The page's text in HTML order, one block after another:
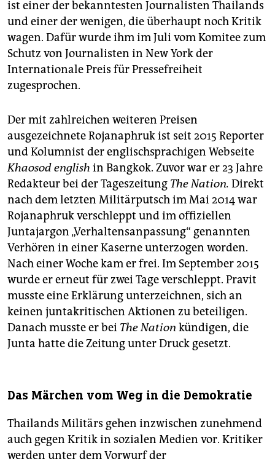
ist einer der bekanntesten Journalisten Thailands
und einer der wenigen, die überhaupt noch Kritik
wagen. Dafür wurde ihm im Juli vom Komitee zum
Schutz von Journalisten in New York der
Internationale Preis für Pressefreiheit
zugesprochen.
Der mit zahlreichen weiteren Preisen
ausgezeichnete Rojanaphruk ist seit 2015 Reporter
und Kolumnist der englischsprachigen Webseite
Khaosod english in Bangkok. Zuvor war er 23 Jahre
Redakteur bei der Tageszeitung The Nation. Direkt
nach dem letzten Militärputsch im Mai 2014 war
Rojanaphruk verschleppt und im offiziellen
Juntajargon „Verhaltensanpassung“ genannten
Verhören in einer Kaserne unterzogen worden.
Nach einer Woche kam er frei. Im September 2015
wurde er erneut für zwei Tage verschleppt. Pravit
musste eine Erklärung unterzeichnen, sich an
keinen juntakritischen Aktionen zu beteiligen.
Danach musste er bei The Nation kündigen, die
Junta hatte die Zeitung unter Druck gesetzt.
Das Märchen vom Weg in die Demokratie
Thailands Militärs gehen inzwischen zunehmend
auch gegen Kritik in sozialen Medien vor. Kritiker
werden unter dem Vorwurf der